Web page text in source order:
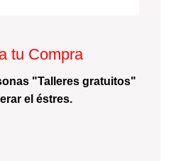
tu Compra
"Talleres gratuitos"
el éstres.